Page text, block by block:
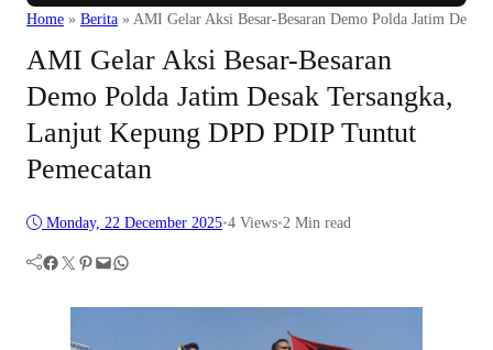
Home » Berita » AMI Gelar Aksi Besar-Besaran Demo Polda Jatim
AMI Gelar Aksi Besar-Besaran
Demo Polda Jatim Desak Tersangka,
Lanjut Kepung DPD PDIP Tuntut
Pemecatan
Monday, 22 December 2025•4 Views•2 Min read
Facebook Twitter Pinterest Mail WhatsApp